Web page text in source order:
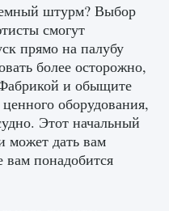
штурм? Выбор
смогут
прямо на палубу
более осторожно,
и обыщите
оборудования,
Этот начальный
может дать вам
вам понадобится